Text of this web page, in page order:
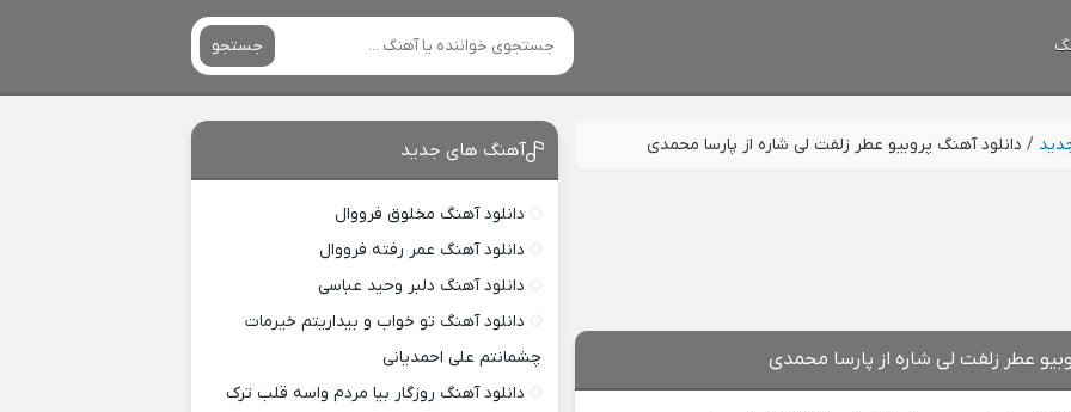
جستجو
/ دانلود آهنگ پروبیو عطر زلفت لی شاره از پارسا محمدی
عطر زلفت لی شاره از پارسا محمدی
آهنگ های جدید
دانلود آهنگ مخلوق فرووال
دانلود آهنگ عمر رفته فرووال
دانلود آهنگ دلبر وحید عباسی
دانلود آهنگ تو خواب و بیداریتم خیرمات
چشمانتم علی احمدیانی
دانلود آهنگ روزگار بیا مردم واسه قلب ترک